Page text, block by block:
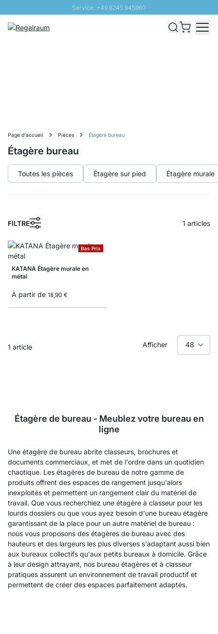
Service: +49 6245 945960
Livraison rapide - Livraison gratuite dès 100€
Page d'accueil Pièces Étagère bureau
Étagère bureau
Toutes les pièces Étagère sur pied Étagère murale
FILTRE
1
1 articles
Bas Prix
KATANA Étagère murale en
métal
À partir de 18,90 €
1 article Afficher
Étagère de bureau - Meublez votre bureau en
ligne
Une étagère de bureau abrite classeurs, brochures et
documents commerciaux, et met de l'ordre dans un quotidien
chaotique. Les étagères de bureau de notre gamme de
produits offrent des espaces de rangement jusqu'alors
inexploités et permettent un rangement clair du matériel de
travail. Que vous recherchiez une étagère à classeur pour les
lourds dossiers ou que vous ayez besoin d'une bureau étagère
garantissant de la place pour un autre matériel de bureau :
nous vous proposons des étagères de bureau avec des
hauteurs et des largeurs les plus diverses s'adaptant aussi bien
aux bureaux collectifs qu'aux petits bureaux à domicile. Grâce
à leur design attrayant, nos bureau étagères et à classeur
pratiques assurent un environnement de travail productif et
permettent de créer des espaces parfaitement adaptés.